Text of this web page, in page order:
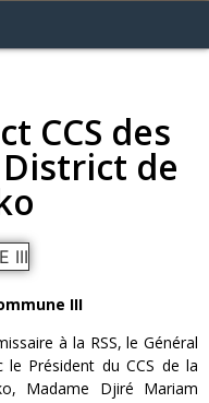
CCS des
de
III
à la RSS, le Général
le Président du CCS de la
Madame Djiré Mariam